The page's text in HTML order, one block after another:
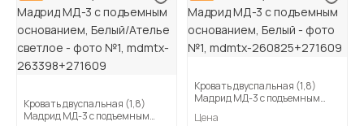
Кровать двуспальная (1,8)
Мадрид МД-3 с подъемным
Кровать двуспальная (1,8)
Мадрид МД-3 с подъемным
Цена